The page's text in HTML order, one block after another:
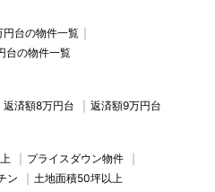
台の物件一覧
台の物件一覧
返済額8万円台 返済額9万円台
プライスダウン物件
ン 土地面積50坪以上